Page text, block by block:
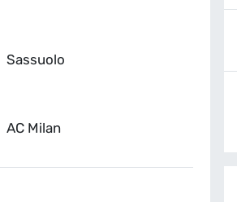
Sassuolo
AC Milan